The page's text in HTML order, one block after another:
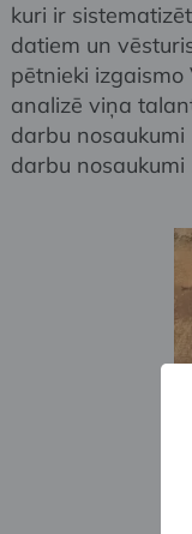
kuri ir
datiem un
pētnieki
analizē viņa
darbu
darbu